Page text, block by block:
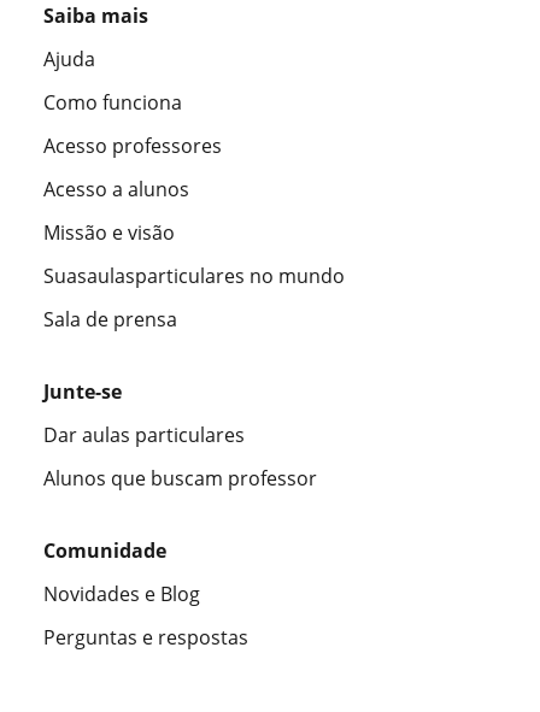
Saiba mais
Ajuda
Como funciona
Acesso professores
Acesso a alunos
Missão e visão
Suasaulasparticulares no mundo
Sala de prensa
Junte-se
Dar aulas particulares
Alunos que buscam professor
Comunidade
Novidades e Blog
Perguntas e respostas